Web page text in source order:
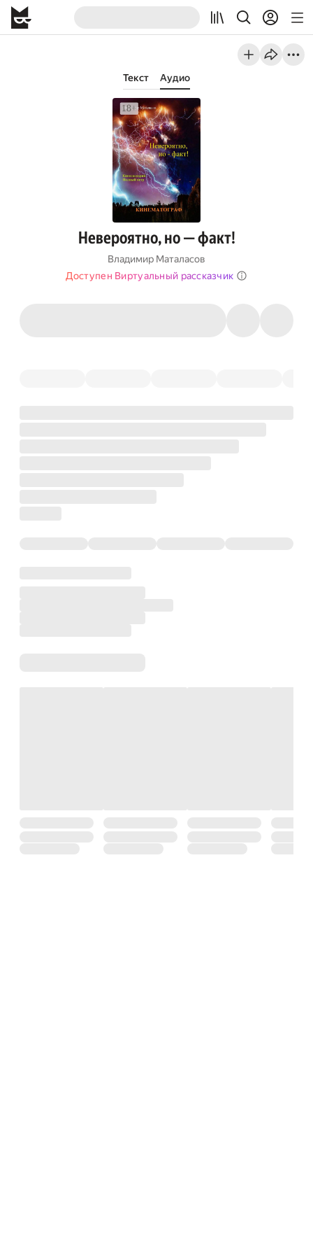
Текст Аудио
Невероятно, но — факт!
Владимир Маталасов
Доступен Виртуальный рассказчик